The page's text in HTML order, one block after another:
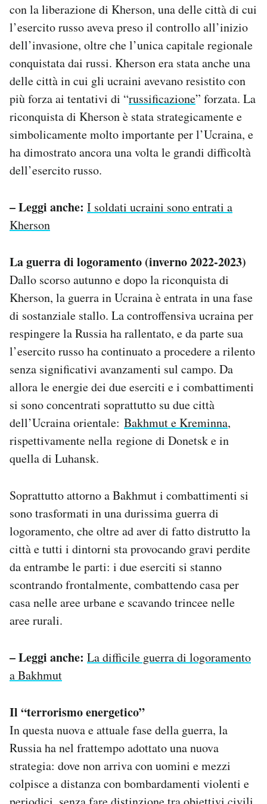
con la liberazione di Kherson, una delle città di cui
l’esercito russo aveva preso il controllo all’inizio
dell’invasione, oltre che l’unica capitale regionale
conquistata dai russi. Kherson era stata anche una
delle città in cui gli ucraini avevano resistito con
più forza ai tentativi di “russificazione” forzata. La
riconquista di Kherson è stata strategicamente e
simbolicamente molto importante per l’Ucraina, e
ha dimostrato ancora una volta le grandi difficoltà
dell’esercito russo.
– Leggi anche: I soldati ucraini sono entrati a
Kherson
La guerra di logoramento (inverno 2022-2023)
Dallo scorso autunno e dopo la riconquista di
Kherson, la guerra in Ucraina è entrata in una fase
di sostanziale stallo. La controffensiva ucraina per
respingere la Russia ha rallentato, e da parte sua
l’esercito russo ha continuato a procedere a rilento
senza significativi avanzamenti sul campo. Da
allora le energie dei due eserciti e i combattimenti
si sono concentrati soprattutto su due città
dell’Ucraina orientale: Bakhmut e Kreminna,
rispettivamente nella regione di Donetsk e in
quella di Luhansk.
Soprattutto attorno a Bakhmut i combattimenti si
sono trasformati in una durissima guerra di
logoramento, che oltre ad aver di fatto distrutto la
città e tutti i dintorni sta provocando gravi perdite
da entrambe le parti: i due eserciti si stanno
scontrando frontalmente, combattendo casa per
casa nelle aree urbane e scavando trincee nelle
aree rurali.
– Leggi anche: La difficile guerra di logoramento
a Bakhmut
Il “terrorismo energetico”
In questa nuova e attuale fase della guerra, la
Russia ha nel frattempo adottato una nuova
strategia: dove non arriva con uomini e mezzi
colpisce a distanza con bombardamenti violenti e